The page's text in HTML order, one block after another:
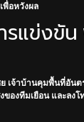
พื่อหวังผล
แข่งขัน
ย เจ้าบ้านคุมพื้นที่อัน
งของทีมเยือน และลง